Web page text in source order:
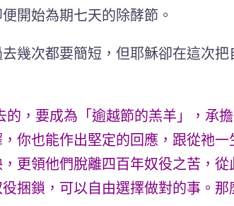
開始為期七天的除酵節。
幾次都要簡短，但耶穌卻在這次把
，要成為「逾越節的羔羊」，承
你也能作出堅定的回應，跟從祂一
更領他們脫離四百年奴役之苦，從
捆鎖，可以自由選擇做對的事。那